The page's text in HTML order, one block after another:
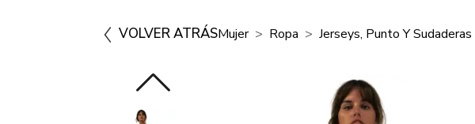
VOLVER ATRÁSMujer Ropa Jerseys, Punto Y Sudaderas